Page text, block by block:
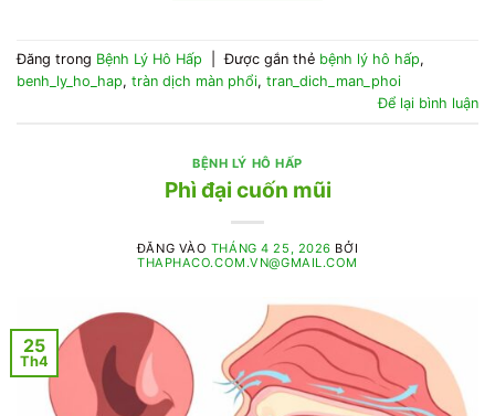
Đăng trong Bệnh Lý Hô Hấp Được gắn thẻ bệnh lý hô hấp,
benh_ly_ho_hap, tràn dịch màn phổi, tran_dich_man_phoi
Để lại bình luận
BỆNH LÝ HÔ HẤP
Phì đại cuốn mũi
ĐĂNG VÀO THÁNG 4 25, 2026 BỞI
THAPHACO.COM.VN@GMAIL.COM
25
Th4